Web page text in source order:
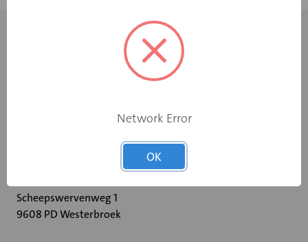
Scheepswervenweg 1
9608 PD Westerbroek
Network Error
OK